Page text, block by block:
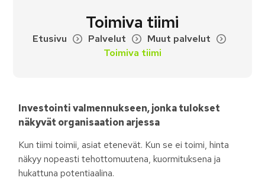
Toimiva tiimi
Etusivu Palvelut
Muut palvelut
Toimiva tiimi
Investointi valmennukseen, jonka tulokset
näkyvät organisaation arjessa
Kun tiimi toimii, asiat etenevät. Kun se ei toimi, hinta
näkyy nopeasti tehottomuutena, kuormituksena ja
hukattuna potentiaalina.